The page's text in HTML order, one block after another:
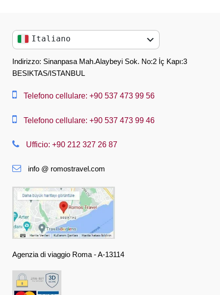
Italiano
English
العربية
中文
Suomi
Français
Deutsch
Ελληνική
Indonesia
Indirizzo: Sinanpasa Mah.Alaybeyi Sok. No:2 İç Kapı:3
BESIKTAS/ISTANBUL
Telefono cellulare: +90 537 473 99 56
Telefono cellulare: +90 537 473 99 46
Ufficio: +90 212 327 26 87
info @ romostravel.com
Agenzia di viaggio Roma - A-13114